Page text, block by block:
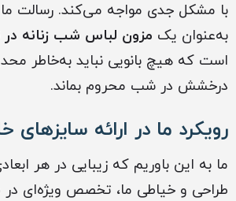
با مشکل جدی مواجه می‌کند. رسالت ما
به‌عنوان یک مزون لباس شب زنانه در
است که هیچ بانویی نباید به‌خاطر
درخشش در شب محروم بماند.
رویکرد ما در ارائه
ما به این باوریم که زیبایی در هر
طراحی و خیاطی ما، تخصص ویژه‌ای